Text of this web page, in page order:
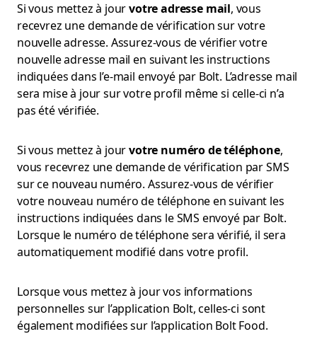
Si vous mettez à jourvotre adresse mail, vous
recevrez une demande de vérification sur votre
nouvelle adresse. Assurez-vous de vérifier votre
nouvelle adresse mail en suivant les instructions
indiquées dans l’e-mail envoyé par Bolt. L’adresse mail
sera mise à jour sur votre profil même si celle-ci n’a
pas été vérifiée.
Si vous mettez à jourvotre numéro de téléphone,
vous recevrez une demande de vérification par SMS
sur ce nouveau numéro. Assurez-vous de vérifier
votre nouveau numéro de téléphone en suivant les
instructions indiquées dans le SMS envoyé par Bolt.
Lorsque le numéro de téléphone sera vérifié, il sera
automatiquement modifié dans votre profil.
Lorsque vous mettez à jour vos informations
personnelles sur l’application Bolt, celles-ci sont
également modifiées sur l’application Bolt Food.